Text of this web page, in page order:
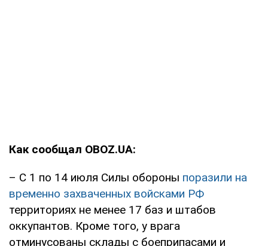
Как сообщал OBOZ.UA:
– С 1 по 14 июля Силы обороны поразили на
временно захваченных войсками РФ
территориях не менее 17 баз и штабов
оккупантов. Кроме того, у врага
отминусованы склады с боеприпасами и